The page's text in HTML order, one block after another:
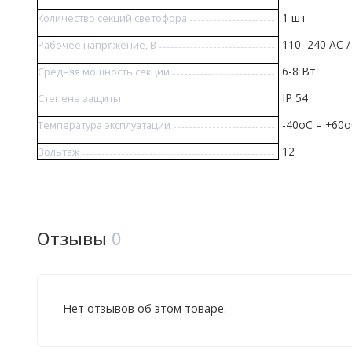
Количество секций светофора 1 шт
Рабочее напряжение, В 110–240 АС
Средняя мощность секции 6-8 Вт
Степень защиты IP 54
Температура эксплуатации -40оС –
Вольтаж 12
Отзывы 0
Нет отзывов об этом товаре.